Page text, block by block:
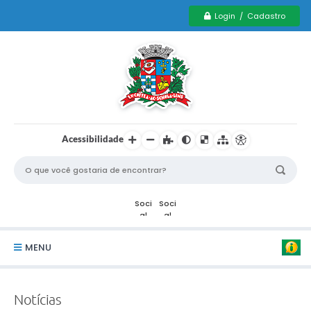
Login / Cadastro
Acessibilidade
MENU
Notícias